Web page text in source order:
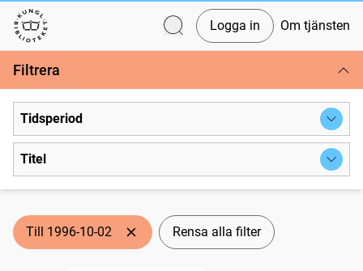
Svenska tidningar
Logga in Om tjänsten
Filtrera
Tidsperiod
Titel
Till 1996-10-02 Rensa alla filter